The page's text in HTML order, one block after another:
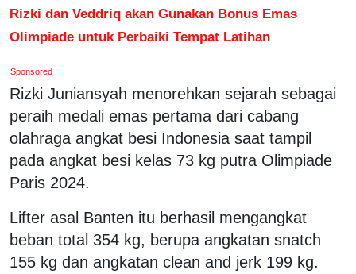
Rizki dan Veddriq akan Gunakan Bonus Emas
Olimpiade untuk Perbaiki Tempat Latihan
Sponsored
Rizki Juniansyah menorehkan sejarah sebagai
peraih medali emas pertama dari cabang
olahraga angkat besi Indonesia saat tampil
pada angkat besi kelas 73 kg putra Olimpiade
Paris 2024.
Lifter asal Banten itu berhasil mengangkat
beban total 354 kg, berupa angkatan snatch
155 kg dan angkatan clean and jerk 199 kg.